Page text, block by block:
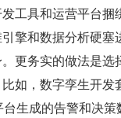
工具和运营平台
擎和数据分析硬
更务实的做法是
如，数字孪生开
生成的告警和决